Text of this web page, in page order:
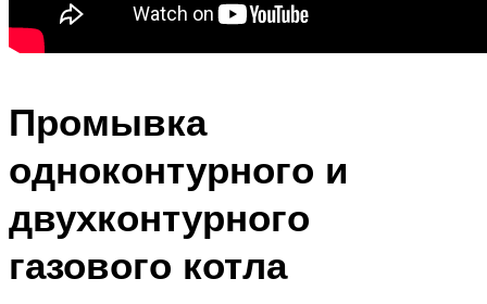
Промывка
одноконтурного и
двухконтурного
газового котла